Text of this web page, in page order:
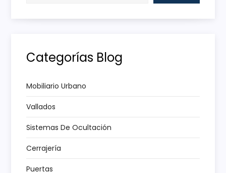
c
ó
n
d
e
e
Categorías Blog
Mobiliario Urbano
Vallados
Sistemas De Ocultación
Cerrajería
Puertas